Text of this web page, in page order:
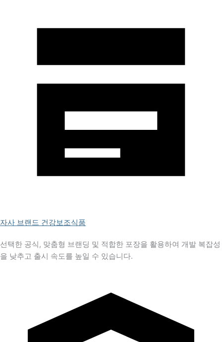
자사 브랜드 건강보조식품
선택한 공식, 맞춤형 브랜딩 및 적합한 포장을 활용하여 개발 복잡성
을 낮추고 출시 속도를 높일 수 있습니다.